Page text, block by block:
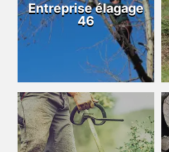
Entreprise élagage
46